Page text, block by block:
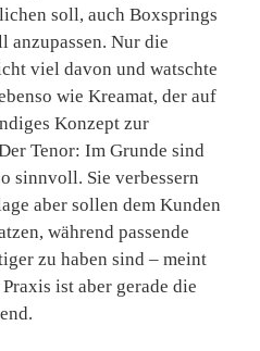
soll, auch Boxsprings
Nur die
viel davon und watschte
wie Kreamat, der auf
Konzept zur
Tenor: Im Grunde sind
sinnvoll. Sie verbessern
aber sollen dem Kunden
während passende
zu haben sind – meint
ist aber gerade die